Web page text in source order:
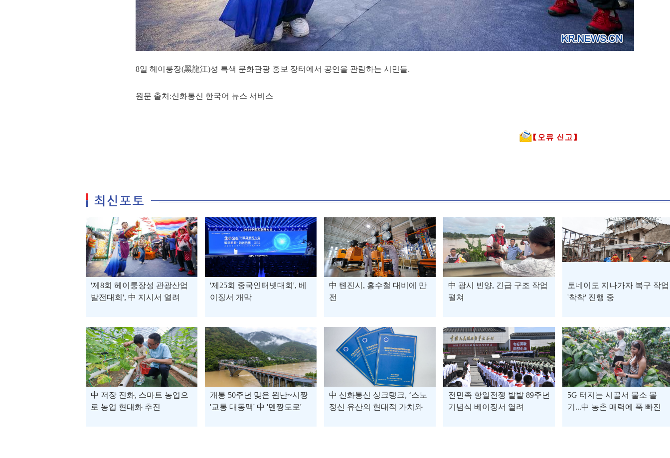
8일 헤이룽장(黑龍江)성 특색 문화관광 홍보 장터에서 공연을 관람하는 시민들.
원문 출처:신화통신 한국어 뉴스 서비스
'제8회 헤이룽장성 관광산업
발전대회', 中 지시서 열려
'제25회 중국인터넷대회', 베
이징서 개막
中 톈진시, 홍수철 대비에 만
전
中 광시 빈양, 긴급 구조 작업
펼쳐
토네이도 지나가자 복구 작업
'착착' 진행 중
中 저장 진화, 스마트 농업으
로 농업 현대화 추진
개통 50주년 맞은 윈난~시짱
'교통 대동맥' 中 '뎬짱도로'
中 신화통신 싱크탱크, ‘스노
정신 유산의 현대적 가치와
전민족 항일전쟁 발발 89주년
기념식 베이징서 열려
5G 터지는 시골서 물소 몰
기...中 농촌 매력에 푹 빠진